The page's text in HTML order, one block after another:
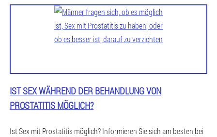
IST SEX WÄHREND DER BEHANDLUNG VON
PROSTATITIS MÖGLICH?
Ist Sex mit Prostatitis möglich? Informieren Sie sich am besten bei